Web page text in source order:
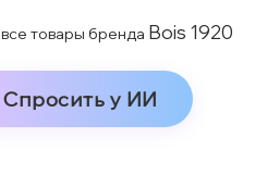
все товары бренда Bois 1920
Спросить у ИИ